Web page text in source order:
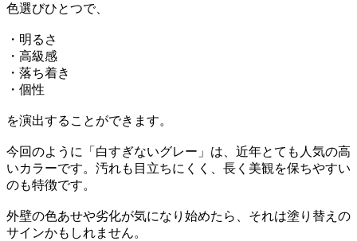
色選びひとつで、
・明るさ
・高級感
・落ち着き
・個性
を演出することができます。
今回のように「白すぎないグレー」は、近年とても人気の高
いカラーです。汚れも目立ちにくく、長く美観を保ちやすい
のも特徴です。
外壁の色あせや劣化が気になり始めたら、それは塗り替えの
サインかもしれません。